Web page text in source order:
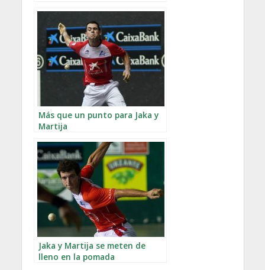
Más que un punto para Jaka y
Martija
Jaka y Martija se meten de
lleno en la pomada